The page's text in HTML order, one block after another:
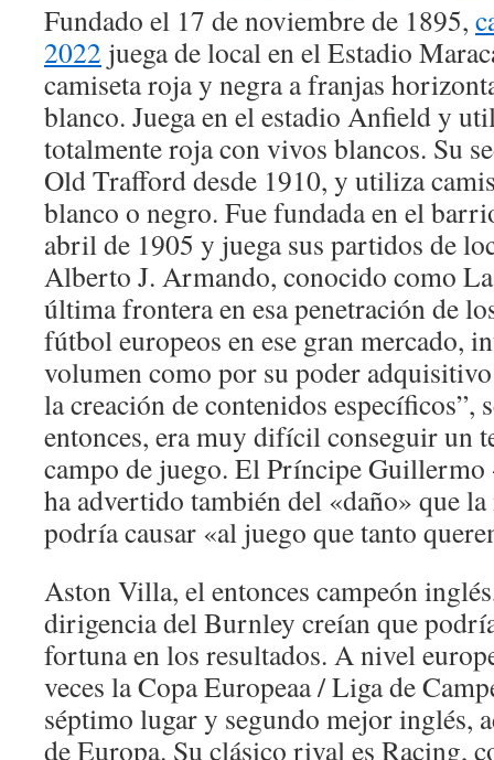
Fundado el 17 de noviembre de 1895,
2022 juega de local en el Estadio
camiseta roja y negra a franjas
blanco. Juega en el estadio Anfield y
totalmente roja con vivos blancos. Su
Old Trafford desde 1910, y utiliza
blanco o negro. Fue fundada en el
abril de 1905 y juega sus partidos de
Alberto J. Armando, conocido como
última frontera en esa penetración de
fútbol europeos en ese gran mercado,
volumen como por su poder
la creación de contenidos específicos”,
entonces, era muy difícil conseguir un
campo de juego. El Príncipe
ha advertido también del «daño» que
podría causar «al juego que tanto
Aston Villa, el entonces campeón
dirigencia del Burnley creían que
fortuna en los resultados. A nivel
veces la Copa Europeaa / Liga de
séptimo lugar y segundo mejor inglés,
de Europa. Su clásico rival es Racing,